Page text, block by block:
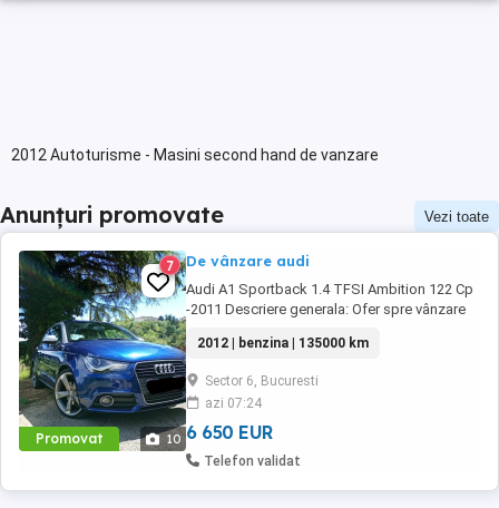
2012 Autoturisme - Masini second hand de vanzare
Anunțuri promovate Vezi toate
Promovat 10
7 De vânzare audi
Audi A1 Sportback 1.4 TFSI Ambition 122 Cp
-2011 Descriere generala: Ofer spre vânzare
echipat cu motor fiabil și performant de 1.4
TFSI 122 cai putere. Mașina este ideală
pentru oraș, dar se simte excelent și la drum
lung-mică la exterior, dar surprinzător de ...
2012 | benzina | 135000 km
Sector 6, Bucuresti
azi 07:24
6 650 EUR
Telefon validat